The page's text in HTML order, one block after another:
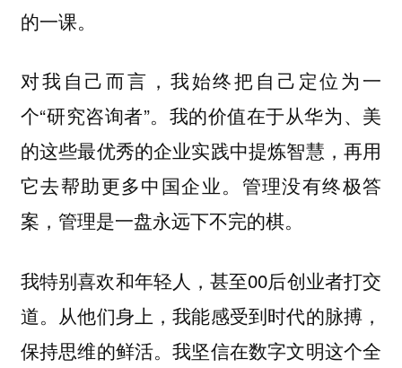
的一课。
对我自己而言，我始终把自己定位为一
个“研究咨询者”。我的价值在于从华为、美
的这些最优秀的企业实践中提炼智慧，再用
它去帮助更多中国企业。管理没有终极答
案，管理是一盘永远下不完的棋。
我特别喜欢和年轻人，甚至00后创业者打交
道。从他们身上，我能感受到时代的脉搏，
保持思维的鲜活。我坚信在数字文明这个全